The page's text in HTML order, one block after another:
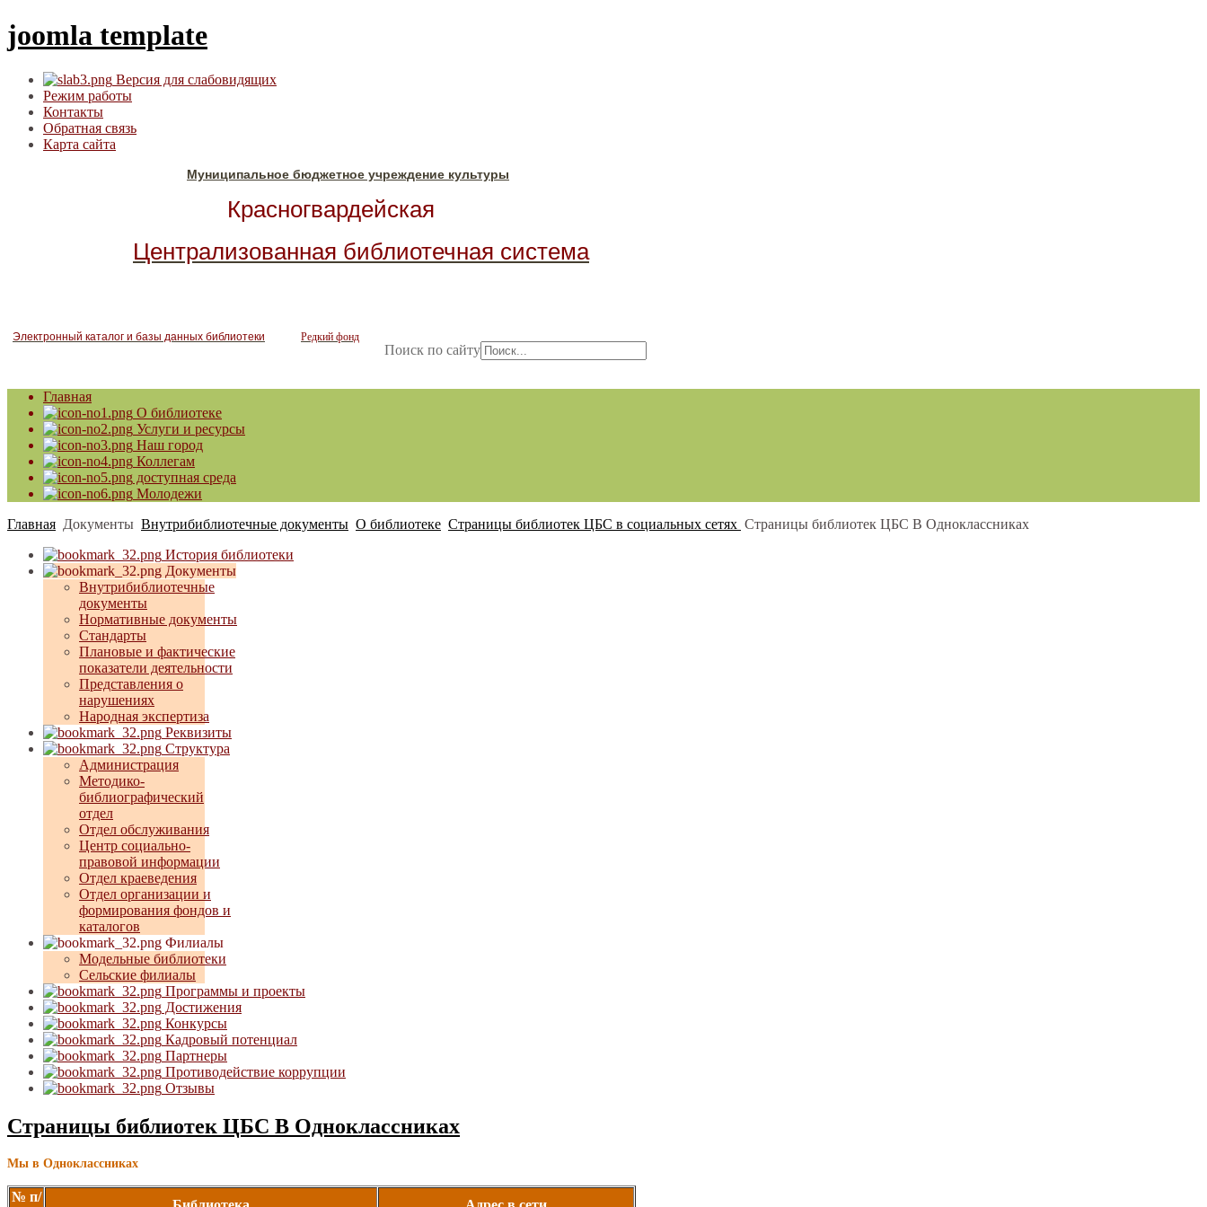
joomla template
Версия для слабовидящих
Режим работы
Контакты
Обратная связь
Карта сайта
Муниципальное бюджетное учреждение культуры
Красногвардейская
Централизованная библиотечная система
Электронный каталог и базы данных библиотеки Редкий фонд
Поиск по сайту
Главная
О библиотеке
Услуги и ресурсы
Наш город
Коллегам
доступная среда
Молодежи
Главная Документы Внутрибиблиотечные документы О библиотеке Страницы библиотек ЦБС в социальных сетях Страницы библиотек ЦБС В Одноклассниках
История библиотеки
Документы
Внутрибиблиотечные
документы
Нормативные документы
Стандарты
Плановые и фактические
показатели деятельности
Представления о
нарушениях
Народная экспертиза
Реквизиты
Структура
Администрация
Методико-
библиографический
отдел
Отдел обслуживания
Центр социально-
правовой информации
Отдел краеведения
Отдел организации и
формирования фондов и
каталогов
Филиалы
Модельные библиотеки
Сельские филиалы
Программы и проекты
Достижения
Конкурсы
Кадровый потенциал
Партнеры
Противодействие коррупции
Отзывы
Страницы библиотек ЦБС В Одноклассниках
Мы в Одноклассниках
№ п/